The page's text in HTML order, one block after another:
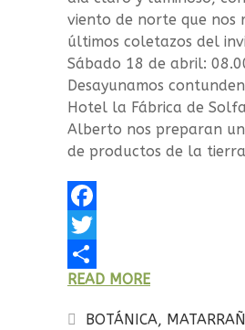
viento de norte que nos
últimos coletazos del
Sábado 18 de abril:
Desayunamos
Hotel la Fábrica de
Alberto nos preparan
de productos de la
F
a
c
e
T
w
i
C
o
READ MORE
BOTÁNICA,